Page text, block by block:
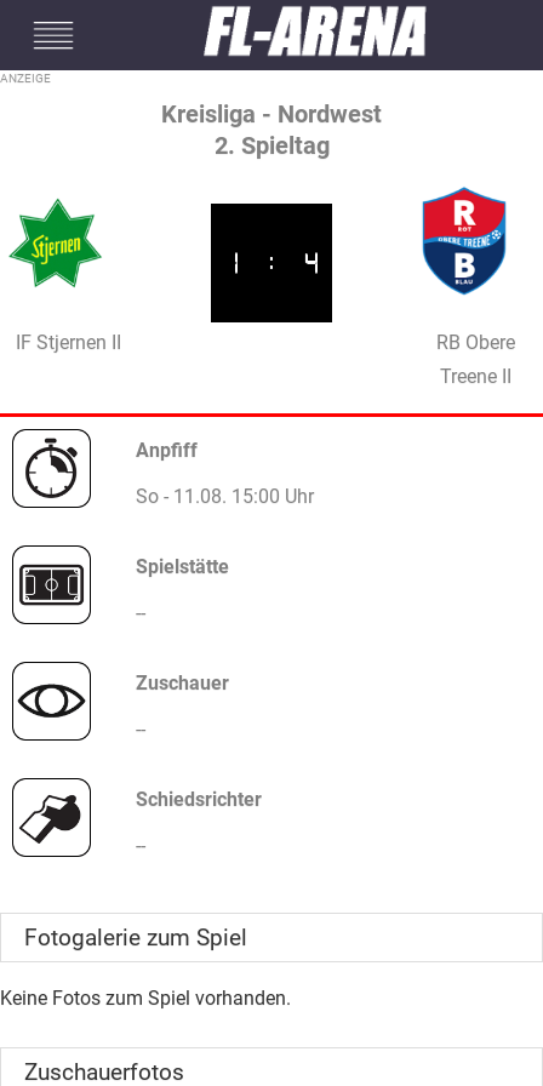
Kreisliga - Nordwest
2. Spieltag
IF Stjernen II
1 : 4
RB Obere
Treene II
Anpfiff
So - 11.08. 15:00 Uhr
Spielstätte
--
Zuschauer
--
Schiedsrichter
--
Fotogalerie zum Spiel
Keine Fotos zum Spiel vorhanden.
Zuschauerfotos